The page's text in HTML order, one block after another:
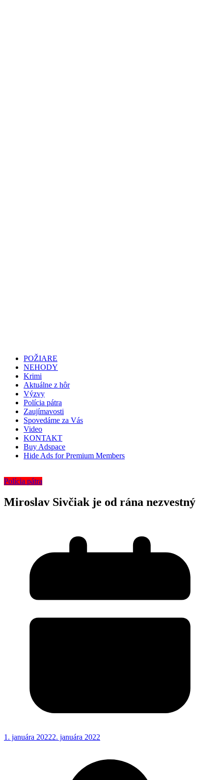
POŽIARE
NEHODY
Krimi
Aktuálne z hôr
Výzvy
Polícia pátra
Zaujímavosti
Spovedáme za Vás
Video
KONTAKT
Buy Adspace
Hide Ads for Premium Members
Polícia pátra
Miroslav Sivčiak je od rána nezvestný
1. januára 20222. januára 2022